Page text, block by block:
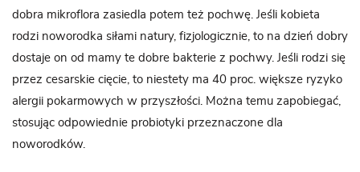
dobra mikroflora zasiedla potem też pochwę. Jeśli kobieta
rodzi noworodka siłami natury, fizjologicznie, to na dzień dobry
dostaje on od mamy te dobre bakterie z pochwy. Jeśli rodzi się
przez cesarskie cięcie, to niestety ma 40 proc. większe ryzyko
alergii pokarmowych w przyszłości. Można temu zapobiegać,
stosując odpowiednie probiotyki przeznaczone dla
noworodków.